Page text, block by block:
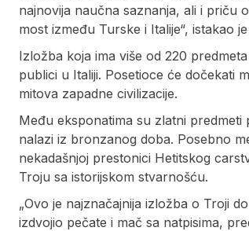
najnovija naučna saznanja, ali i priču
most između Turske i Italije“, istakao
Izložba koja ima više od 220
publici u Italiji. Posetioce će dočekati
mitova zapadne civilizacije.
Među eksponatima su zlatni
nalazi iz bronzanog doba. Posebno
nekadašnjoj prestonici Hetitskog
Troju sa istorijskom stvarnošću.
„Ovo je najznačajnija izložba o Troji
izdvojio pečate i mač sa natpisima,